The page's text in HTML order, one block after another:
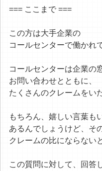
=== ここまで ===
この方は大手企業の
コールセンターで働かれ
コールセンターは企業の
お問い合わせとともに、
たくさんのクレームをい
もちろん、嬉しい言葉も
あるんでしょうけど、そ
クレームの比にならない
この質問に対して、回答